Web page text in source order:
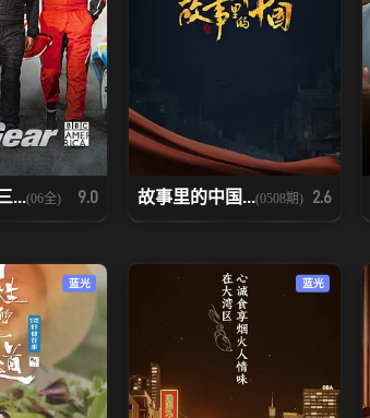
...(06全) 9.0 故事里的中国...(0508期) 2.6
蓝光 蓝光